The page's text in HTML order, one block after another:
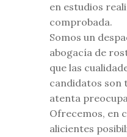
en estudios
comprobada.
Somos un
abogacía de
que las
candidatos son
atenta
Ofrecemos, en
alicientes